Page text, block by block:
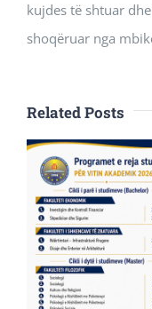
kujdes të shtuar
shoqëruar nga
Related Posts